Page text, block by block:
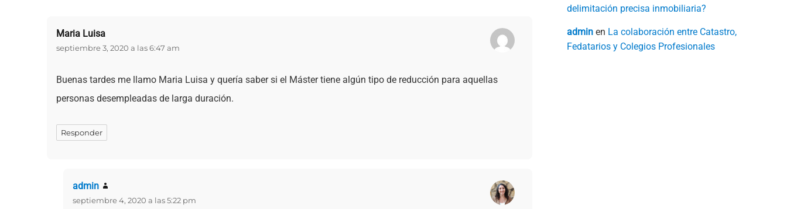
Maria Luisa
septiembre 3, 2020 a las 6:47 am
Buenas tardes me llamo Maria Luisa y quería saber si el Máster tiene algún tipo de reducción para aquellas
personas desempleadas de larga duración.
Responder
admin
septiembre 4, 2020 a las 5:22 pm
delimitación precisa inmobiliaria?
adminen La colaboración entre Catastro,
Fedatarios y Colegios Profesionales